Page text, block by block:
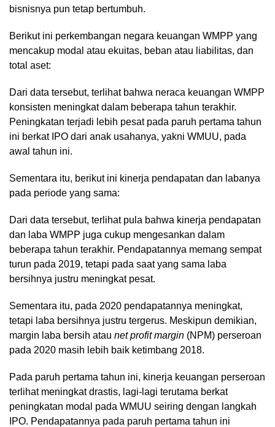
bisnisnya pun tetap bertumbuh.
Berikut ini perkembangan negara keuangan WMPP yang
mencakup modal atau ekuitas, beban atau liabilitas, dan
total aset:
Dari data tersebut, terlihat bahwa neraca keuangan WMPP
konsisten meningkat dalam beberapa tahun terakhir.
Peningkatan terjadi lebih pesat pada paruh pertama tahun
ini berkat IPO dari anak usahanya, yakni WMUU, pada
awal tahun ini.
Sementara itu, berikut ini kinerja pendapatan dan labanya
pada periode yang sama:
Dari data tersebut, terlihat pula bahwa kinerja pendapatan
dan laba WMPP juga cukup mengesankan dalam
beberapa tahun terakhir. Pendapatannya memang sempat
turun pada 2019, tetapi pada saat yang sama laba
bersihnya justru meningkat pesat.
Sementara itu, pada 2020 pendapatannya meningkat,
tetapi laba bersihnya justru tergerus. Meskipun demikian,
margin laba bersih atau net profit margin (NPM) perseroan
pada 2020 masih lebih baik ketimbang 2018.
Pada paruh pertama tahun ini, kinerja keuangan perseroan
terlihat meningkat drastis, lagi-lagi terutama berkat
peningkatan modal pada WMUU seiring dengan langkah
IPO. Pendapatannya pada paruh pertama tahun ini